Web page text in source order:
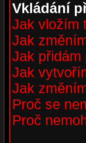
Vkládání
Jak vložím
Jak
Jak přidám
Jak
Jak
Proč se
Proč